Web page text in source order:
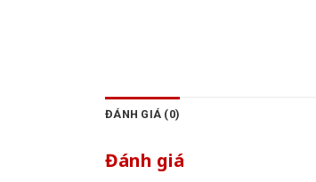
ĐÁNH GIÁ (0)
Đánh giá